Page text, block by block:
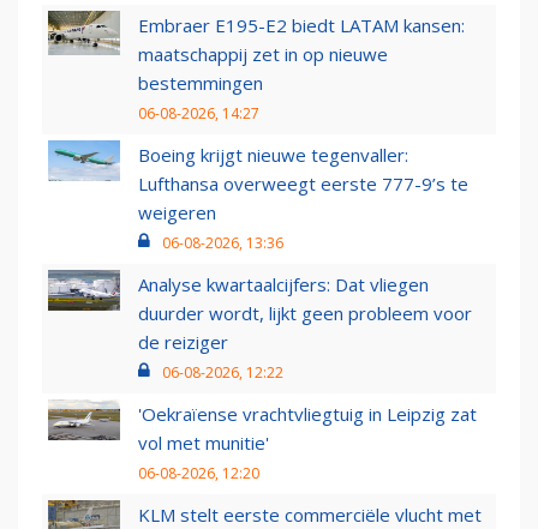
Embraer E195-E2 biedt LATAM kansen:
maatschappij zet in op nieuwe
bestemmingen
06-08-2026, 14:27
Boeing krijgt nieuwe tegenvaller:
Lufthansa overweegt eerste 777-9’s te
weigeren
06-08-2026, 13:36
Analyse kwartaalcijfers: Dat vliegen
duurder wordt, lijkt geen probleem voor
de reiziger
06-08-2026, 12:22
'Oekraïense vrachtvliegtuig in Leipzig zat
vol met munitie'
06-08-2026, 12:20
KLM stelt eerste commerciële vlucht met